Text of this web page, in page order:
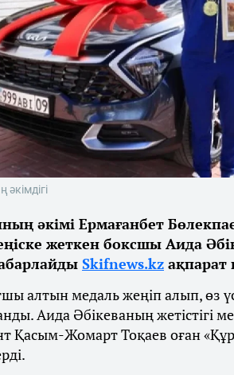
әкімі Ермағанбет
жеткен боксшы Аида
Skifnews.kz ақпарат
алтын медаль жеңіп алып, өз
Аида Әбікеваның жетістігі
Қасым-Жомарт Тоқаев оған